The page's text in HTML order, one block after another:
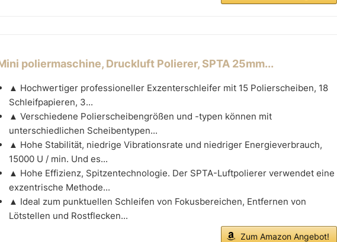
poliermaschine, Druckluft Polierer, SPTA 25mm...
▲ Hochwertiger professioneller Exzenterschleifer mit 15 Polierscheiben, 18
Schleifpapieren, 3...
▲ Verschiedene Polierscheibengrößen und -typen können mit
unterschiedlichen Scheibentypen...
▲ Hohe Stabilität, niedrige Vibrationsrate und niedriger Energieverbrauch,
15000 U / min. Und es...
▲ Hohe Effizienz, Spitzentechnologie. Der SPTA-Luftpolierer verwendet eine
exzentrische Methode...
▲ Ideal zum punktuellen Schleifen von Fokusbereichen, Entfernen von
Lötstellen und Rostflecken...
Zum Amazon Angebot!